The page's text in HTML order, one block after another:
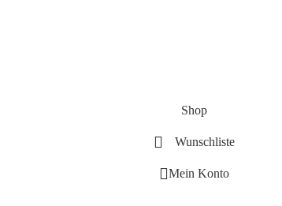
Shop
Wunschliste
Mein Konto